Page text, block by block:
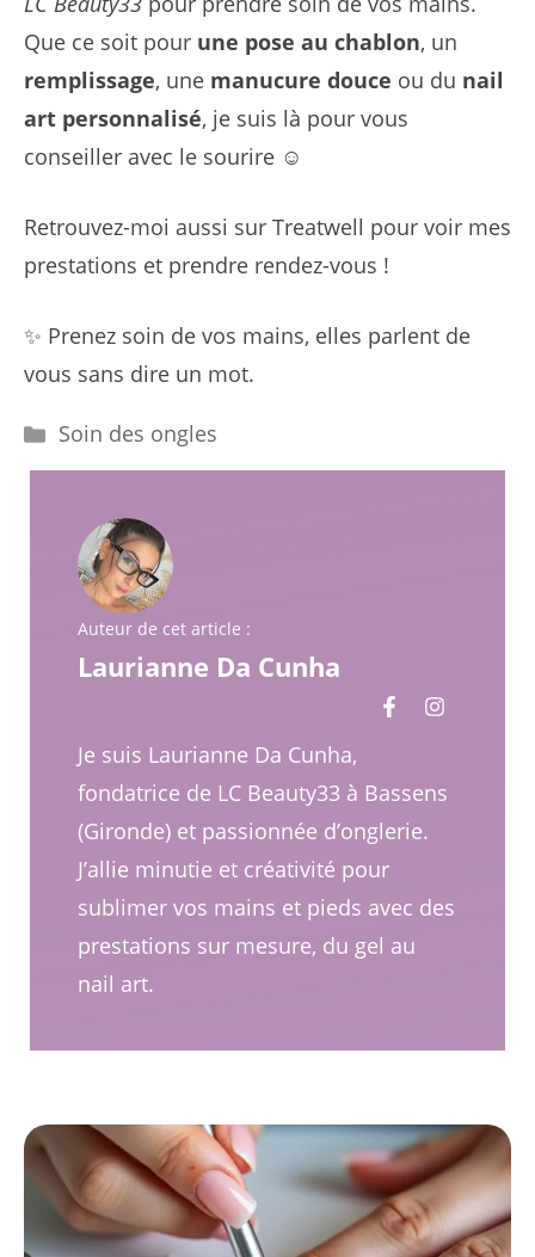
Que ce soit pour une pose au chablon, un
remplissage, une manucure douce ou du nail
art personnalisé, je suis là pour vous
conseiller avec le sourire ☺️
Retrouvez-moi aussi sur Treatwell pour voir mes
prestations et prendre rendez-vous !
✨ Prenez soin de vos mains, elles parlent de
vous sans dire un mot.
Catégories
Soin des ongles
Auteur de cet article :
Laurianne Da Cunha
Je suis Laurianne Da Cunha,
fondatrice de LC Beauty33 à Bassens
(Gironde) et passionnée d’onglerie.
J’allie minutie et créativité pour
sublimer vos mains et pieds avec des
prestations sur mesure, du gel au
nail art.